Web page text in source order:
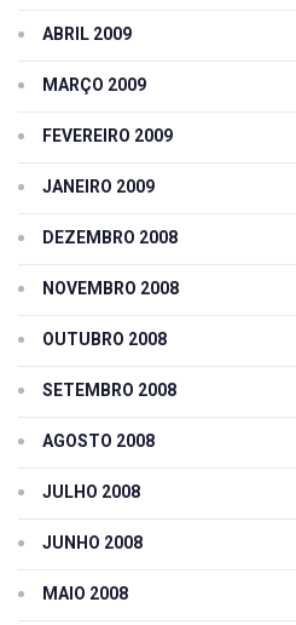
ABRIL 2009
MARÇO 2009
FEVEREIRO 2009
JANEIRO 2009
DEZEMBRO 2008
NOVEMBRO 2008
OUTUBRO 2008
SETEMBRO 2008
AGOSTO 2008
JULHO 2008
JUNHO 2008
MAIO 2008